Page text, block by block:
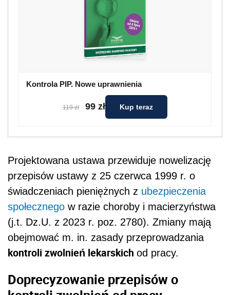
Kontrola PIP. Nowe uprawnienia
119 zł 99 zł Kup teraz
Projektowana ustawa przewiduje nowelizację
przepisów ustawy z 25 czerwca 1999 r. o
świadczeniach pieniężnych z ubezpieczenia
społecznego w razie choroby i macierzyństwa
(j.t. Dz.U. z 2023 r. poz. 2780). Zmiany mają
obejmować m. in. zasady przeprowadzania
kontroli zwolnień lekarskich od pracy.
Doprecyzowanie przepisów o